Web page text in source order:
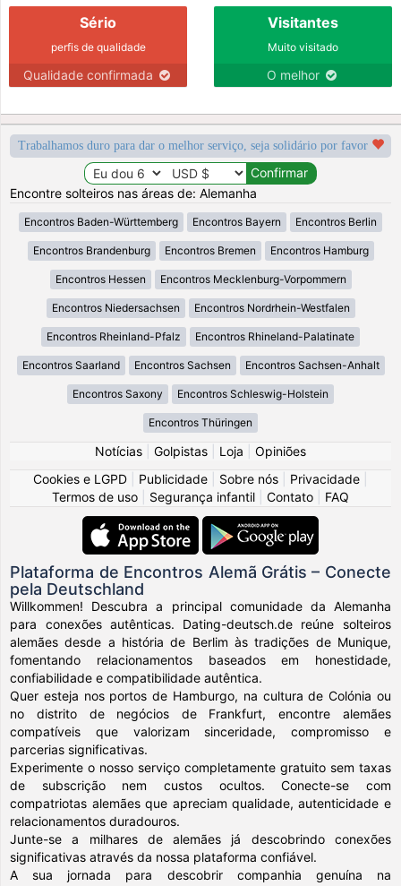
Sério
perfis de qualidade
Qualidade confirmada
Visitantes
Muito visitado
O melhor
Trabalhamos duro para dar o melhor serviço, seja solidário por favor
Encontre solteiros nas áreas de: Alemanha
Encontros Baden-Württemberg Encontros Bayern Encontros Berlin
Encontros Brandenburg Encontros Bremen Encontros Hamburg
Encontros Hessen Encontros Mecklenburg-Vorpommern
Encontros Niedersachsen Encontros Nordrhein-Westfalen
Encontros Rheinland-Pfalz Encontros Rhineland-Palatinate
Encontros Saarland Encontros Sachsen Encontros Sachsen-Anhalt
Encontros Saxony Encontros Schleswig-Holstein
Encontros Thüringen
Notícias Golpistas Loja
Opiniões
Cookies e LGPD
Publicidade Sobre nós Privacidade
Termos de uso
Segurança infantil Contato FAQ
Plataforma de Encontros Alemã Grátis – Conecte
pela Deutschland
Willkommen! Descubra a principal comunidade da Alemanha
para conexões autênticas. Dating-deutsch.de reúne solteiros
alemães desde a história de Berlim às tradições de Munique,
fomentando relacionamentos baseados em honestidade,
confiabilidade e compatibilidade autêntica.
Quer esteja nos portos de Hamburgo, na cultura de Colónia ou
no distrito de negócios de Frankfurt, encontre alemães
compatíveis que valorizam sinceridade, compromisso e
parcerias significativas.
Experimente o nosso serviço completamente gratuito sem taxas
de subscrição nem custos ocultos. Conecte-se com
compatriotas alemães que apreciam qualidade, autenticidade e
relacionamentos duradouros.
Junte-se a milhares de alemães já descobrindo conexões
significativas através da nossa plataforma confiável.
A sua jornada para descobrir companhia genuína na